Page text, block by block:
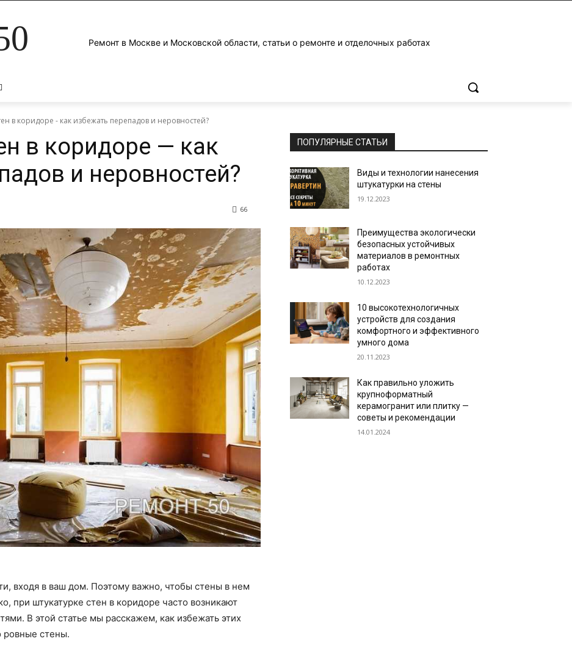
Ремонт в Москве и Московской области, статьи о ремонте и отделочных работах
в коридоре - как избежать перепадов и неровностей?
в коридоре — как
и неровностей?
66
входя в ваш дом. Поэтому важно, чтобы стены в нем
при штукатурке стен в коридоре часто возникают
В этой статье мы расскажем, как избежать этих
ровные стены.
ПОПУЛЯРНЫЕ СТАТЬИ
Виды и технологии нанесения
штукатурки на стены
19.12.2023
Преимущества экологически
безопасных устойчивых
материалов в ремонтных
работах
10.12.2023
10 высокотехнологичных
устройств для создания
комфортного и эффективного
умного дома
20.11.2023
Как правильно уложить
крупноформатный
керамогранит или плитку —
советы и рекомендации
14.01.2024